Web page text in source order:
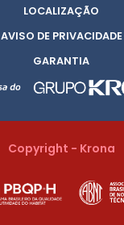
LOCALIZAÇÃO
AVISO DE PRIVACIDADE
GARANTIA
Copyright - Krona